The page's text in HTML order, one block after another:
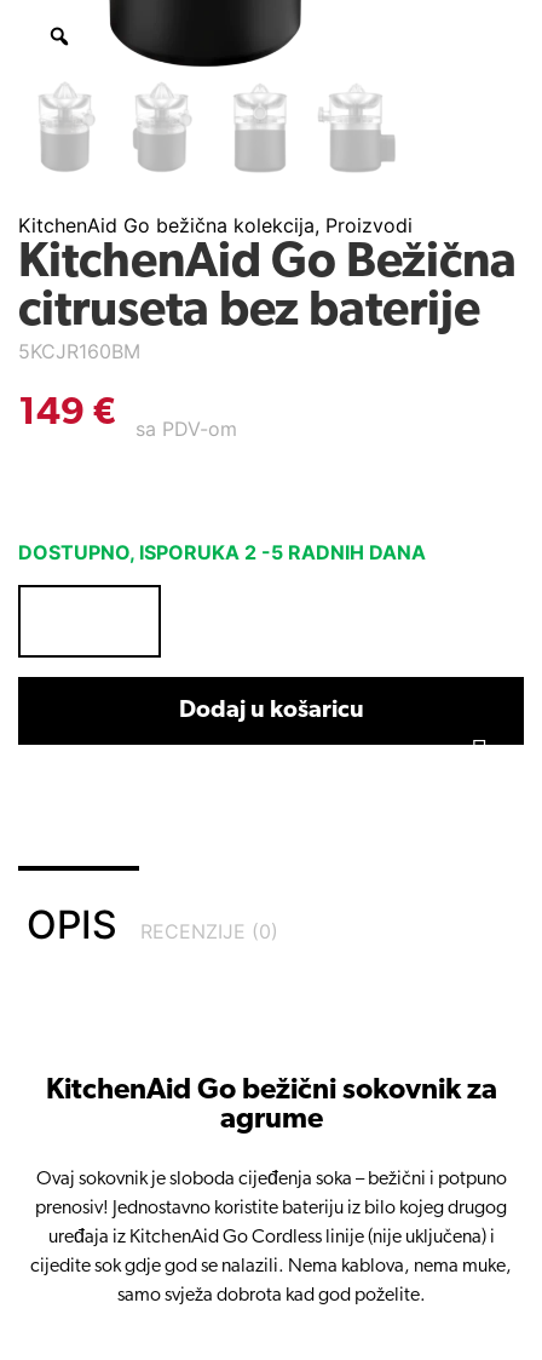
KitchenAid Go bežična kolekcija, Proizvodi
KitchenAid Go Bežična
citruseta bez baterije
5KCJR160BM
149 € sa PDV-om
DOSTUPNO, ISPORUKA 2 -5 RADNIH DANA
Dodaj u košaricu
OPIS RECENZIJE (0)
KitchenAid Go bežični sokovnik za
agrume
Ovaj sokovnik je sloboda cijeđenja soka – bežični i potpuno
prenosiv! Jednostavno koristite bateriju iz bilo kojeg drugog
uređaja iz KitchenAid Go Cordless linije (nije uključena) i
cijedite sok gdje god se nalazili. Nema kablova, nema muke,
samo svježa dobrota kad god poželite.